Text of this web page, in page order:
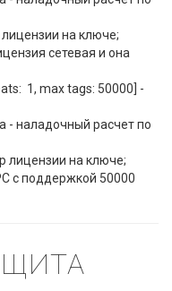
на ключе;
сетевая и она
1, max tags: 50000] -
- наладочный расчет по
лицензии на ключе;
с поддержкой 50000